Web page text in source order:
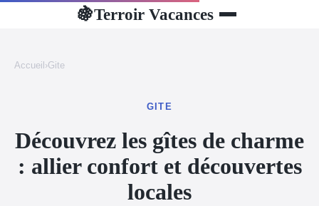
🍇Terroir Vacances
Accueil ›Gite
GITE
Découvrez les gîtes de charme
: allier confort et découvertes
locales